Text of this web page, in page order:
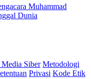
Muhammad
Dunia
Media Siber Metodologi
Privasi Kode Etik